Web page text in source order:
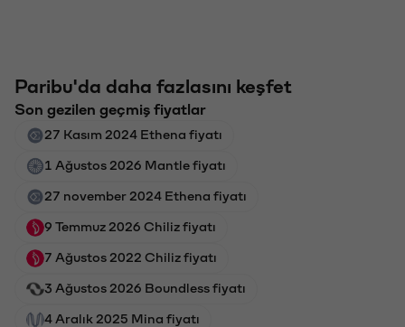
Paribu'da daha fazlasını keşfet
Son gezilen geçmiş fiyatlar
27 Kasım 2024 Ethena fiyatı
1 Ağustos 2026 Mantle fiyatı
27 november 2024 Ethena fiyatı
9 Temmuz 2026 Chiliz fiyatı
7 Ağustos 2022 Chiliz fiyatı
3 Ağustos 2026 Boundless fiyatı
4 Aralık 2025 Mina fiyatı